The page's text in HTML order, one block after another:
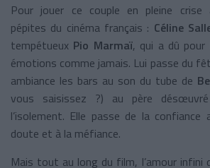
Pour jouer ce couple en pleine crise
pépites du cinéma français : Céline
tempétueux Pio Marmaï, qui a dû pour
émotions comme jamais. Lui passe du
ambiance les bars au son du tube de
vous saisissez ?) au père
l’isolement. Elle passe de la
doute et à la méfiance.
Mais tout au long du film, l’amour infini